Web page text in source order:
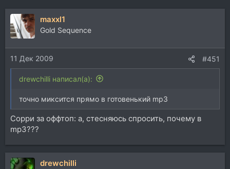
р
т
е
м
н
а
maxxl1
Gold Sequence
11 Дек 2009 #451
drewchilli написал(а):
точно миксится прямо в готовенький mp3
Сорри за оффтоп: а, стесняюсь спросить, почему в
mp3???
drewchilli